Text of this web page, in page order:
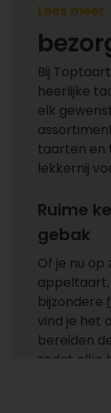
Taart
Bij
heerlijke
elk
taarten en
lekkernij
Ruime
gebak
Of je nu op
bijzondere
vind je het
bereiden
zodat elke
Lees meer